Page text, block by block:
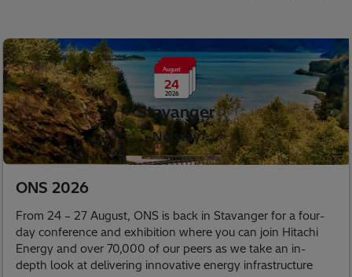
August
24
2026
Stavanger
Norway
ONS 2026
From 24 – 27 August, ONS is back in Stavanger for a four-
day conference and exhibition where you can join Hitachi
Energy and over 70,000 of our peers as we take an in-
depth look at delivering innovative energy infrastructure